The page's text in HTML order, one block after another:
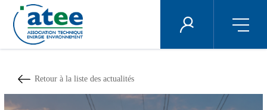
contenu
principal
ÉNERGIE PLUS
Retour à la liste des actualités
Panneau de gestion des cookies